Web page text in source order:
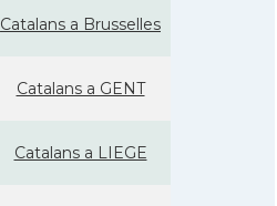
Catalans a Brusselles
Catalans a GENT
Catalans a LIEGE